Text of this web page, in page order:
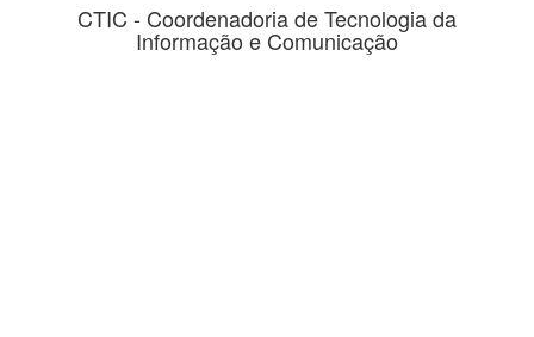
CTIC - Coordenadoria de Tecnologia da
Informação e Comunicação